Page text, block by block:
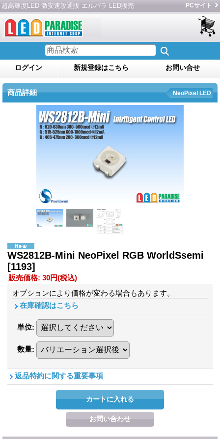
超高輝度LED 激安速攻通販 エルパラ LED販売 PCサイト
ログイン 新規登録はこちら お問い合せ
商品詳細 NeoPixel LED
WS2812B-Mini NeoPixel RGB WorldSsemi
[1193]
販売価格: 30円(税込)
オプションにより価格が変わる場合もあります。
在庫確認はこちら
単位:
数量:
返品特約に関する重要事項